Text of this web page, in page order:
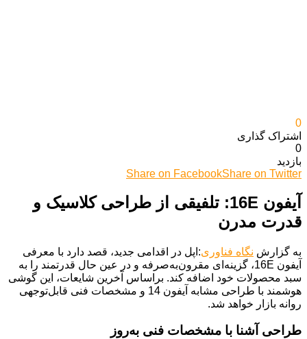
0
اشتراک گذاری‌
0
بازدید
Share on FacebookShare on Twitter
آیفون 16E: تلفیقی از طراحی کلاسیک و
قدرت مدرن
به گزارش نگاه فناوری:اپل در اقدامی جدید، قصد دارد با معرفی
آیفون 16E، گزینه‌ای مقرون‌به‌صرفه و در عین حال قدرتمند را به
سبد محصولات خود اضافه کند. براساس آخرین شایعات، این گوشی
هوشمند با طراحی مشابه آیفون 14 و مشخصات فنی قابل‌توجهی
روانه بازار خواهد شد.
طراحی آشنا با مشخصات فنی به‌روز